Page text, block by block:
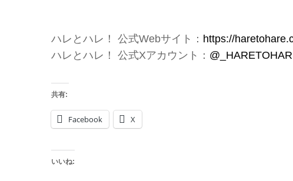
ハレとハレ！ 公式Webサイト： https://
ハレとハレ！ 公式Xアカウント：
共有:
Facebook X
いいね: